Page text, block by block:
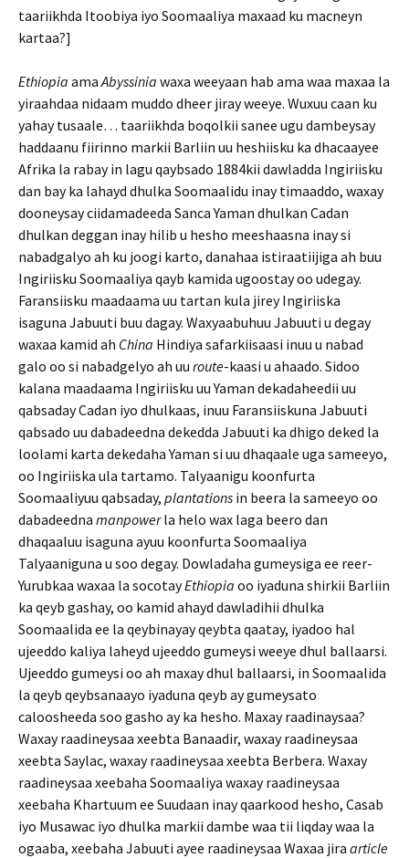
taariikhda Itoobiya iyo Soomaaliya maxaad ku macneyn
kartaa?]
Ethiopia amaAbyssinia waxa weeyaan hab ama waa maxaa la
yiraahdaa nidaam muddo dheer jiray weeye. Wuxuu caan ku
yahay tusaale… taariikhda boqolkii sanee ugu dambeysay
haddaanu fiirinno markii Barliin uu heshiisku ka dhacaayee
Afrika la rabay in lagu qaybsado 1884kii dawladda Ingiriisku
dan bay ka lahayd dhulka Soomaalidu inay timaaddo, waxay
dooneysay ciidamadeeda Sanca Yaman dhulkan Cadan
dhulkan deggan inay hilib u hesho meeshaasna inay si
nabadgalyo ah ku joogi karto, danahaa istiraatiijiga ah buu
Ingiriisku Soomaaliya qayb kamida ugoostay oo udegay.
Faransiisku maadaama uu tartan kula jirey Ingiriiska
isaguna Jabuuti buu dagay. Waxyaabuhuu Jabuuti u degay
waxaa kamid ah China Hindiya safarkiisaasi inuu u nabad
galo oo si nabadgelyo ah uu route-kaasi u ahaado. Sidoo
kalana maadaama Ingiriisku uu Yaman dekadaheedii uu
qabsaday Cadan iyo dhulkaas, inuu Faransiiskuna Jabuuti
qabsado uu dabadeedna dekedda Jabuuti ka dhigo deked la
loolami karta dekedaha Yaman si uu dhaqaale uga sameeyo,
oo Ingiriiska ula tartamo. Talyaanigu koonfurta
Soomaaliyuu qabsaday, plantations in beera la sameeyo oo
dabadeedna manpowerla helo wax laga beero dan
dhaqaaluu isaguna ayuu koonfurta Soomaaliya
Talyaaniguna u soo degay. Dowladaha gumeysiga ee reer-
Yurubkaa waxaa la socotayEthiopia oo iyaduna shirkii Barliin
ka qeyb gashay, oo kamid ahayd dawladihii dhulka
Soomaalida ee la qeybinayay qeybta qaatay, iyadoo hal
ujeeddo kaliya laheyd ujeeddo gumeysi weeye dhul ballaarsi.
Ujeeddo gumeysi oo ah maxay dhul ballaarsi, in Soomaalida
la qeyb qeybsanaayo iyaduna qeyb ay gumeysato
caloosheeda soo gasho ay ka hesho. Maxay raadinaysaa?
Waxay raadineysaa xeebta Banaadir, waxay raadineysaa
xeebta Saylac, waxay raadineysaa xeebta Berbera. Waxay
raadineysaa xeebaha Soomaaliya waxay raadineysaa
xeebaha Khartuum ee Suudaan inay qaarkood hesho, Casab
iyo Musawac iyo dhulka markii dambe waa tii liqday waa la
ogaaba, xeebaha Jabuuti ayee raadineysaa Waxaa jira article